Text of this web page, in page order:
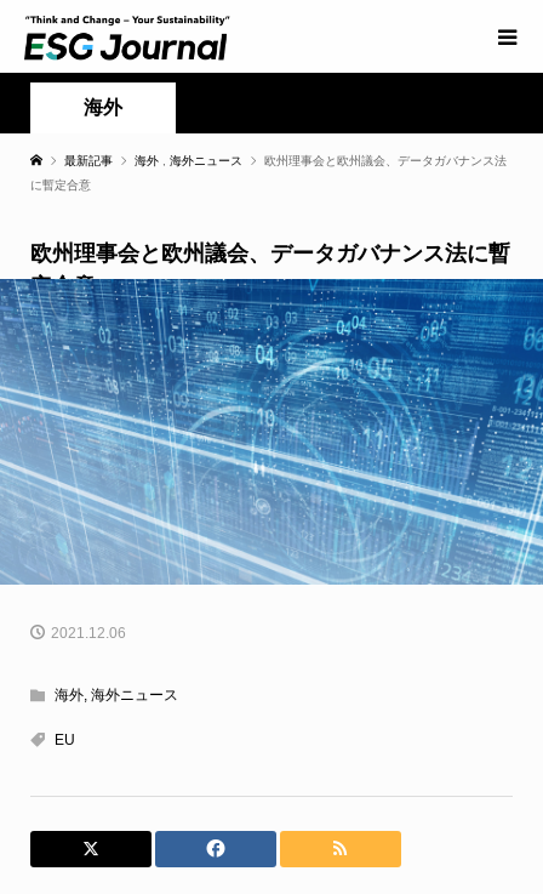
海外
最新記事 海外 海外ニュース
欧州理事会と欧州議会、データガバナンス法
に暫定合意
欧州理事会と欧州議会、データガバナンス法に暫
定合意
2021.12.06
海外, 海外ニュース
EU